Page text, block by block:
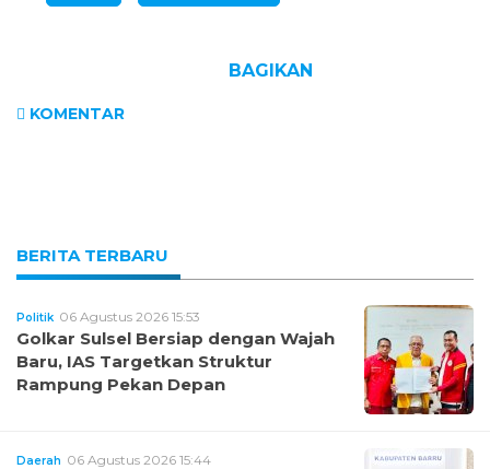
BAGIKAN
KOMENTAR
BERITA TERBARU
Politik 06 Agustus 2026 15:53
Golkar Sulsel Bersiap dengan Wajah
Baru, IAS Targetkan Struktur
Rampung Pekan Depan
Daerah 06 Agustus 2026 15:44